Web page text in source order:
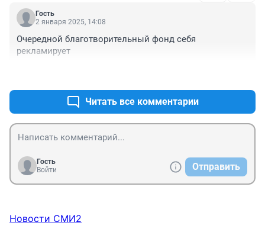
Гость
2 января 2025, 14:08
Очередной благотворительный фонд себя
рекламирует
Читать все комментарии
Гость
Войти
Отправить
Новости СМИ2